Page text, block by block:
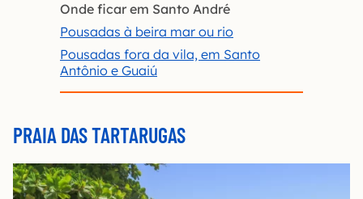
Onde ficar em Santo André
Pousadas à beira mar ou rio
Pousadas fora da vila, em Santo
Antônio e Guaiú
PRAIA DAS TARTARUGAS